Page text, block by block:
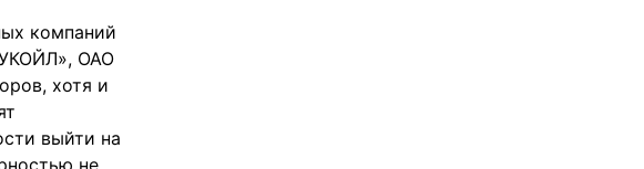
компаний
ОАО
хотя и
выйти на
не